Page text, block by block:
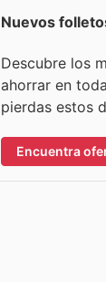
Nuevos
Descubre los
ahorrar en
pierdas estos
Encuentra